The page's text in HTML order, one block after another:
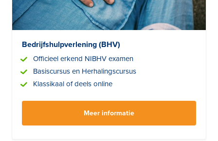
Bedrijfshulpverlening (BHV)
Officieel erkend NIBHV examen
Basiscursus en Herhalingscursus
Klassikaal of deels online
Meer informatie